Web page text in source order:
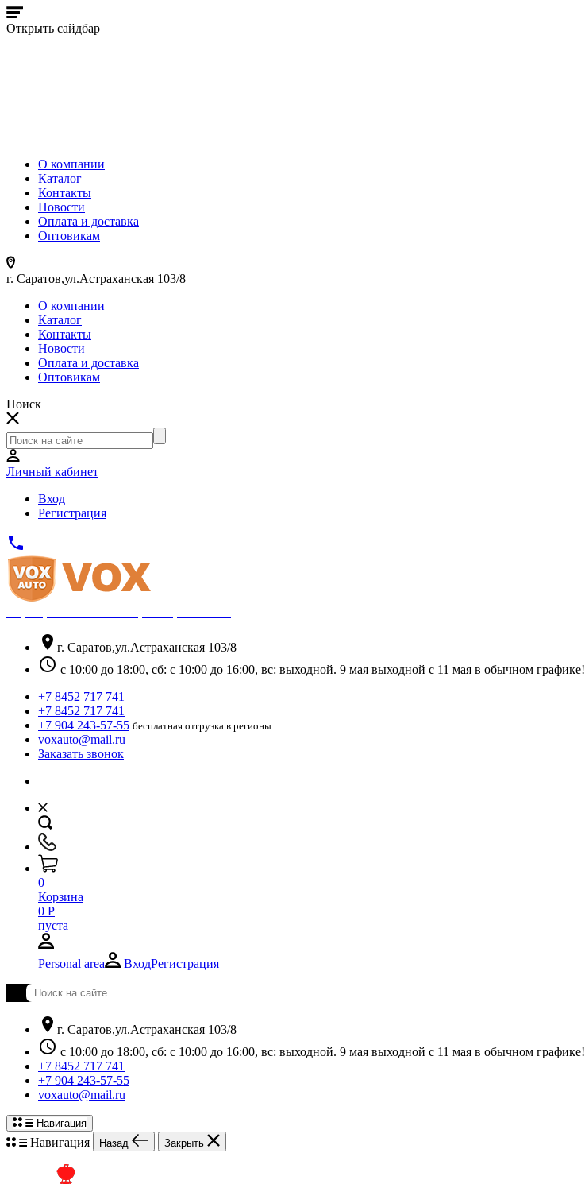
Открыть сайдбар
О компании
Каталог
Контакты
Новости
Оплата и доставка
Оптовикам
г. Саратов,ул.Астраханская 103/8
О компании
Каталог
Контакты
Новости
Оплата и доставка
Оптовикам
Поиск
Личный кабинет
Вход
Регистрация
phone
location_on г. Саратов,ул.Астраханская 103/8
schedule с 10:00 до 18:00, сб: с 10:00 до 16:00, вс: выходной. 9 мая выходной с 11 мая в обычном графике!
+7 8452 717 741
+7 8452 717 741
+7 904 243-57-55 бесплатная отгрузка в регионы
voxauto@mail.ru
Заказать звонок
0
Корзина
0 Р
пуста
Personal area ВходРегистрация
location_on г. Саратов,ул.Астраханская 103/8
schedule с 10:00 до 18:00, сб: с 10:00 до 16:00, вс: выходной. 9 мая выходной с 11 мая в обычном графике!
+7 8452 717 741
+7 904 243-57-55
voxauto@mail.ru
Навигация
Навигация Назад Закрыть